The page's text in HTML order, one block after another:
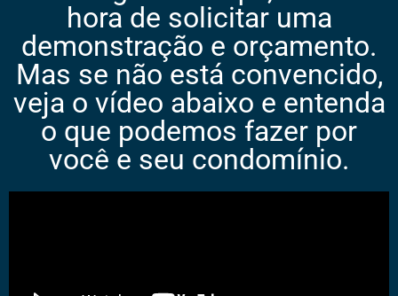
hora de solicitar uma
demonstração e orçamento.
Mas se não está convencido,
veja o vídeo abaixo e entenda
o que podemos fazer por
você e seu condomínio.